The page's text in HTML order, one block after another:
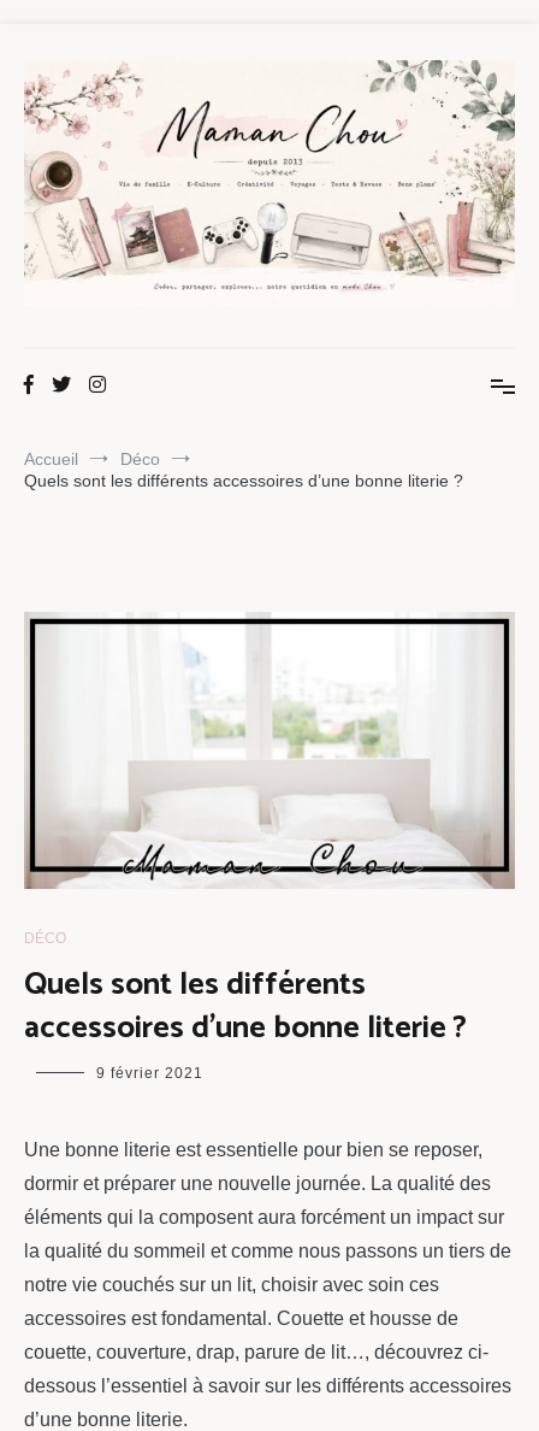
contenu
Maman Chou
Accueil
Déco
Quels sont les différents accessoires d’une bonne literie ?
DÉCO
Quels sont les différents
accessoires d’une bonne literie ?
maman
9 février 2021
Une bonne literie est essentielle pour bien se reposer,
dormir et préparer une nouvelle journée. La qualité des
éléments qui la composent aura forcément un impact sur
la qualité du sommeil et comme nous passons un tiers de
notre vie couchés sur un lit, choisir avec soin ces
accessoires est fondamental. Couette et housse de
couette, couverture, drap, parure de lit…, découvrez ci-
dessous l’essentiel à savoir sur les différents accessoires
d’une bonne literie.